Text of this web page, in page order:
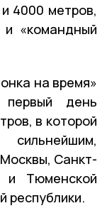
4000 метров,
«командный
на время»
день
в которой
Санкт-
и Тюменской
республики.